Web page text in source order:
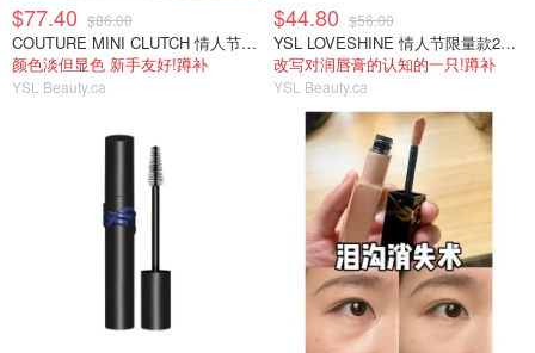
$77.40 $86.00
COUTURE MINI CLUTCH 情人节限定眼影126
颜色淡但显色 新手友好!蹲补
YSL Beauty.ca
$44.80 $56.00
YSL LOVESHINE 情人节限量款2号色
改写对润唇膏的认知的一只!蹲补
YSL Beauty.ca